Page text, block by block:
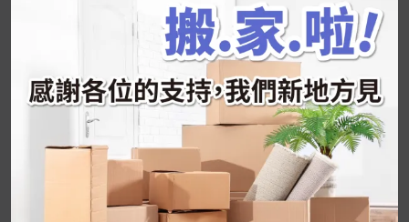
好吃的蛋白點心還有好玩的運動小遊戲！今年過
年已經等不及帶這盒跟我的親戚、朋友們一起分
2026 過年禮盒推薦｜五款百元健康伴手禮
停用猛健樂後會反彈嗎？作用解析＋停藥後體重
維持全攻略
公主營養師：飲食改變也是能快樂執行的！6 個
你一定要知道的技巧